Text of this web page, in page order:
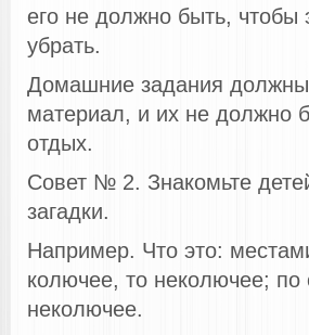
его не должно быть,
убрать.
Домашние задания
материал, и их не должно
отдых.
Совет № 2. Знакомьте
загадки.
Например. Что это:
колючее, то неколючее; по
неколючее.